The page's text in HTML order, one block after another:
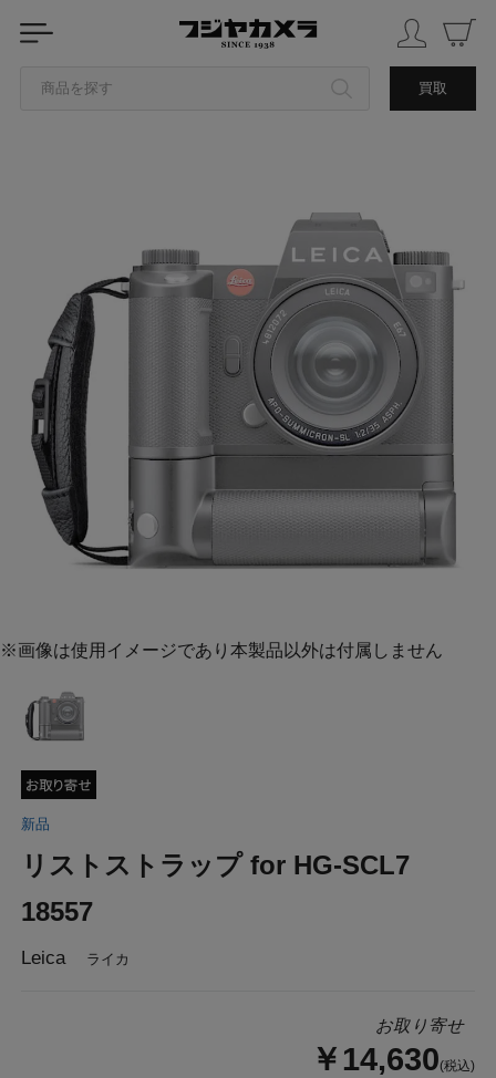
商品を探す 買取
中古品を探す
※画像は使用イメージであり本製品以外は付属しません
新品
リストストラップ for HG-SCL7
18557
Leica ライカ
お取り寄せ
￥14,630(税込)